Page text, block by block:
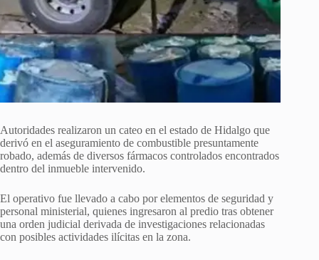
Autoridades realizaron un cateo en el estado de Hidalgo que
derivó en el aseguramiento de combustible presuntamente
robado, además de diversos fármacos controlados encontrados
dentro del inmueble intervenido.
El operativo fue llevado a cabo por elementos de seguridad y
personal ministerial, quienes ingresaron al predio tras obtener
una orden judicial derivada de investigaciones relacionadas
con posibles actividades ilícitas en la zona.